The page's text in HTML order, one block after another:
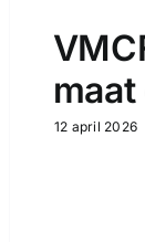
12 april 2026